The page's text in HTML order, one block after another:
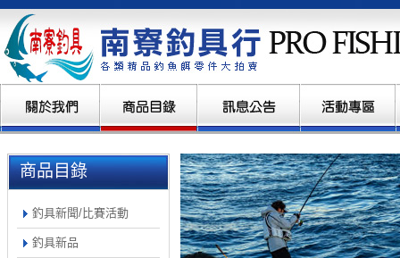
商品目錄
釣具新聞/比賽活動
釣具新品